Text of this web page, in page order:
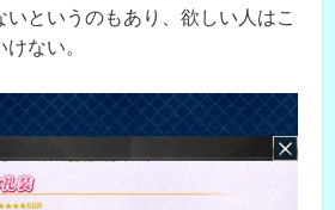
いというのもあり、欲しい人はこ
ない。